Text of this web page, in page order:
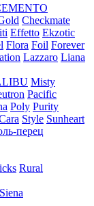
Checkmate
Effetto Ekzotic
Flora Foil Forever
Lazzaro Liana
Misty
Pacific
Poly Purity
Style Sunheart
перец
Rural
Siena